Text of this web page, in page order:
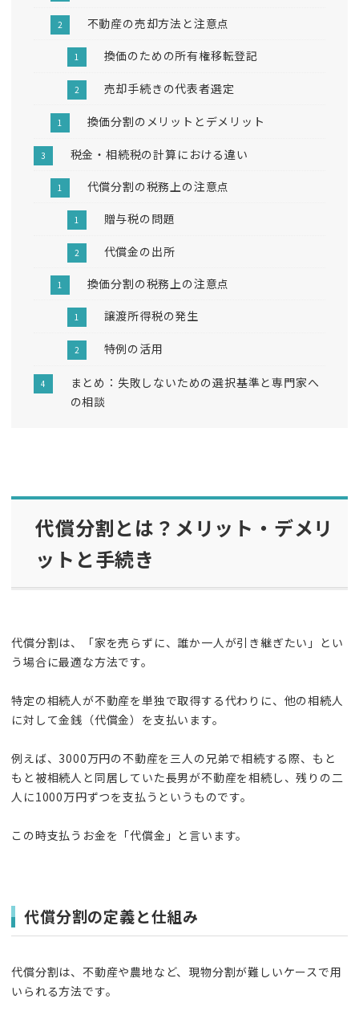
不動産の売却方法と注意点
換価のための所有権移転登記
売却手続きの代表者選定
換価分割のメリットとデメリット
税金・相続税の計算における違い
代償分割の税務上の注意点
贈与税の問題
代償金の出所
換価分割の税務上の注意点
譲渡所得税の発生
特例の活用
まとめ：失敗しないための選択基準と専門家へ
の相談
代償分割とは？メリット・デメリ
ットと手続き
代償分割は、「家を売らずに、誰か一人が引き継ぎたい」とい
う場合に最適な方法です。
特定の相続人が不動産を単独で取得する代わりに、他の相続人
に対して金銭（代償金）を支払います。
例えば、3000万円の不動産を三人の兄弟で相続する際、もと
もと被相続人と同居していた長男が不動産を相続し、残りの二
人に1000万円ずつを支払うというものです。
この時支払うお金を「代償金」と言います。
代償分割の定義と仕組み
代償分割は、不動産や農地など、現物分割が難しいケースで用
いられる方法です。